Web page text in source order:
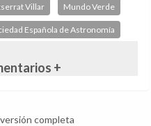
Villar Mundo Verde
Española de Astronomía
+
completa